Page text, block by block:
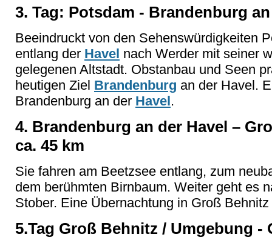
3. Tag: Potsdam - Brandenburg
Beeindruckt von den Sehenswürdigkeiten
entlang der Havel nach Werder mit seiner
gelegenen Altstadt. Obstanbau und Seen
heutigen Ziel Brandenburg an der Havel.
Brandenburg an der Havel.
4. Brandenburg an der Havel –
ca. 45 km
Sie fahren am Beetzsee entlang, zum
dem berühmten Birnbaum. Weiter geht es
Stober. Eine Übernachtung in Groß
5.Tag Groß Behnitz / Umgebung -